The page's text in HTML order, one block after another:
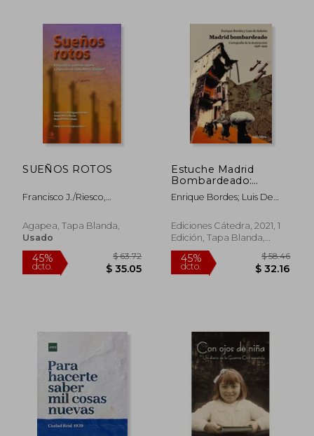
45% 45%
dcto.
SUEÑOS ROTOS
Francisco J./Riesco,
Rodriguez
Agapea, Tapa Blanda,
Usado
Estuche Madrid
Bombardeado:
Cartografía de la
Destrucción, 1936-
Enrique Bordes; Luis De
Ediciones Cátedra, 2021, 1
Edición, Tapa Blanda,
Usado